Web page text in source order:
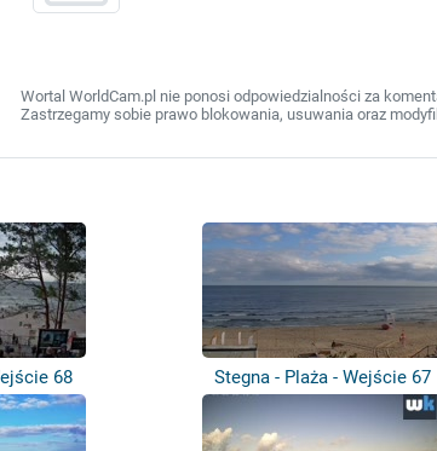
Wortal WorldCam.pl nie ponosi odpowiedzialności za
Zastrzegamy sobie prawo blokowania, usuwania oraz
68 Stegna - Plaża - Wejście 67